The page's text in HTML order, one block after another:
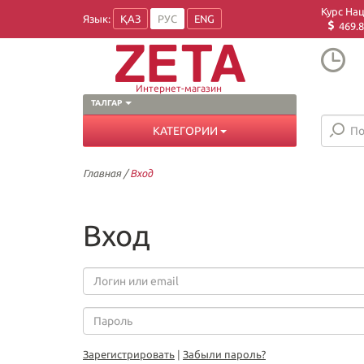
Язык: ҚАЗ РУС ENG
Курс
ТАЛГАР
Интернет-магазин
КАТЕГОРИИ
Главная/Вход
Вход
Зарегистрировать Забыли пароль?